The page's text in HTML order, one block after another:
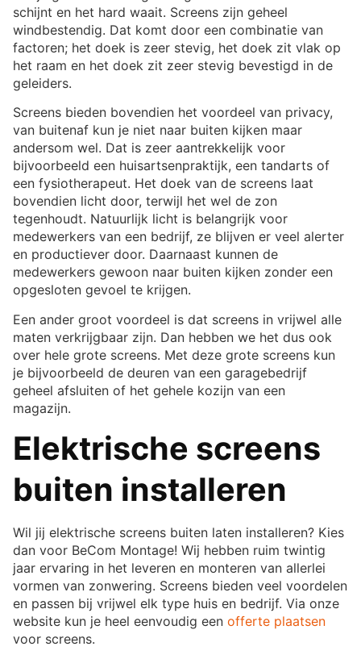
schijnt en het hard waait. Screens zijn geheel
windbestendig. Dat komt door een combinatie van
factoren; het doek is zeer stevig, het doek zit vlak op
het raam en het doek zit zeer stevig bevestigd in de
geleiders.
Screens bieden bovendien het voordeel van privacy,
van buitenaf kun je niet naar buiten kijken maar
andersom wel. Dat is zeer aantrekkelijk voor
bijvoorbeeld een huisartsenpraktijk, een tandarts of
een fysiotherapeut. Het doek van de screens laat
bovendien licht door, terwijl het wel de zon
tegenhoudt. Natuurlijk licht is belangrijk voor
medewerkers van een bedrijf, ze blijven er veel alerter
en productiever door. Daarnaast kunnen de
medewerkers gewoon naar buiten kijken zonder een
opgesloten gevoel te krijgen.
Een ander groot voordeel is dat screens in vrijwel alle
maten verkrijgbaar zijn. Dan hebben we het dus ook
over hele grote screens. Met deze grote screens kun
je bijvoorbeeld de deuren van een garagebedrijf
geheel afsluiten of het gehele kozijn van een
magazijn.
Elektrische screens
buiten installeren
Wil jij elektrische screens buiten laten installeren? Kies
dan voor BeCom Montage! Wij hebben ruim twintig
jaar ervaring in het leveren en monteren van allerlei
vormen van zonwering. Screens bieden veel voordelen
en passen bij vrijwel elk type huis en bedrijf. Via onze
website kun je heel eenvoudig een offerte plaatsen
voor screens.